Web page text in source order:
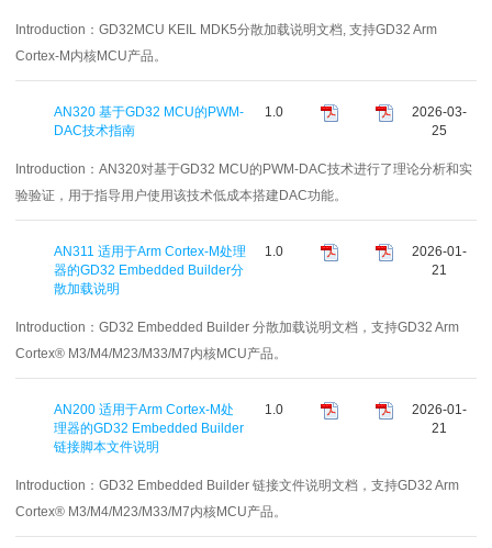
Introduction： GD32MCU KEIL MDK5分散加载说明文档, 支持GD32 Arm
Cortex-M内核MCU产品。
AN320 基于GD32 MCU的PWM-
DAC技术指南
1.0
2026-03-
25
Introduction： AN320对基于GD32 MCU的PWM-DAC技术进行了理论分析和实
验验证，用于指导用户使用该技术低成本搭建DAC功能。
AN311 适用于Arm Cortex-M处理
器的GD32 Embedded Builder分
散加载说明
1.0
2026-01-
21
Introduction： GD32 Embedded Builder 分散加载说明文档，支持GD32 Arm
Cortex® M3/M4/M23/M33/M7内核MCU产品。
AN200 适用于Arm Cortex-M处
理器的GD32 Embedded Builder
链接脚本文件说明
1.0
2026-01-
21
Introduction： GD32 Embedded Builder 链接文件说明文档，支持GD32 Arm
Cortex® M3/M4/M23/M33/M7内核MCU产品。